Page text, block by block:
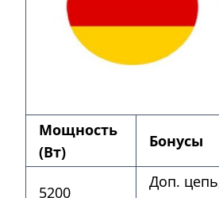
Мощность
(Вт)
Бонусы
5200
Доп.